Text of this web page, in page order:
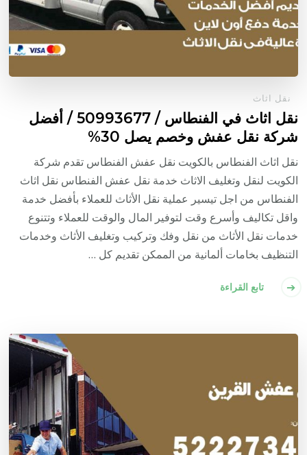
نقل اثاث
نقل اثاث في الفنطاس / 50993677 / أفضل
شركة نقل عفش وخصم يصل 30%
نقل اثاث الفنطاس بالكويت نقل عفش الفنطاس تقدم شركة
الكويت لنقل وتغليف الاثاث خدمة نقل عفش الفنطاس نقل اثاث
الفنطاس من اجل تيسير عملية نقل الأثاث للعملاء بأفضل خدمة
واقل تكاليف وأسرع وقت لتوفير المال والوقت للعملاء وتتنوع
خدمات نقل الأثاث من نقل وفك وتركيب وتغليف الأثاث وخدمات
التنظيف بخامات ألمانية من الممكن تقديم كل …
تابع القراءة